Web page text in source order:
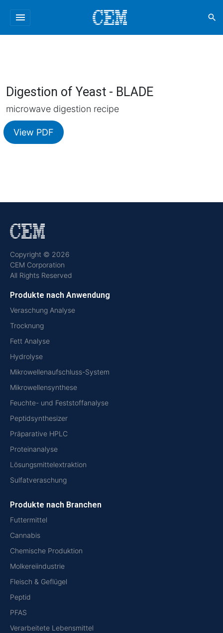
menu search
Digestion of Yeast - BLADE
microwave digestion recipe
View PDF
Copyright © 2026
CEM Corporation
All Rights Reserved
Produkte nach Anwendung
Veraschung Analyse
Trocknung
Fett Analyse
Hydrolyse
Mikrowellenaufschluss-System
Mikrowellensynthese
Feuchte- und Feststoffanalyse
Peptidsynthesizer
Präparative HPLC
Proteinanalyse
Lösungsmittelextraktion
Sulfatveraschung
Produkte nach Branchen
Futtermittel
Cannabis
Chemische Produktion
Molkereiindustrie
Fleisch & Geflügel
Peptid
PFAS
Verarbeitete Lebensmittel